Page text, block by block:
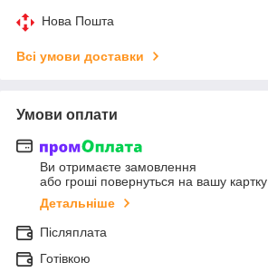
Нова Пошта
Всі умови доставки
Умови оплати
Ви отримаєте замовлення
або гроші повернуться на вашу картку
Детальніше
Післяплата
Готівкою